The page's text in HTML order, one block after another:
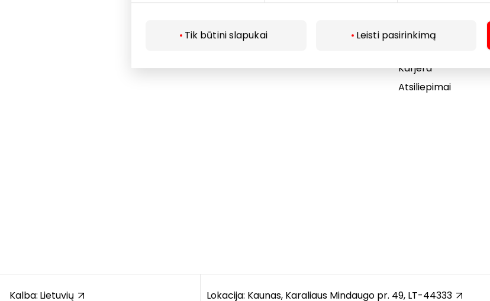
Tik būtini slapukai Leisti pasirinkimą
Akcijos
Karjera
Atsiliepimai
Kalba: Lietuvių Lokacija: Kaunas, Karaliaus Mindaugo pr. 49, LT-44333